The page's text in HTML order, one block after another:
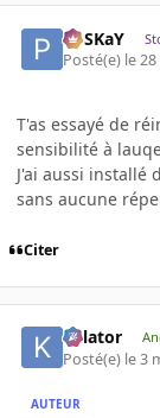
PoSKaY
Posté(e) le
T'as essayé de
sensibilité à
J'ai aussi installé
sans aucune
Citer
Killator
Posté(e) le 3
AUTEUR